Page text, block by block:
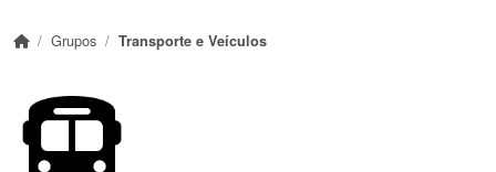
Grupos Transporte e Veículos